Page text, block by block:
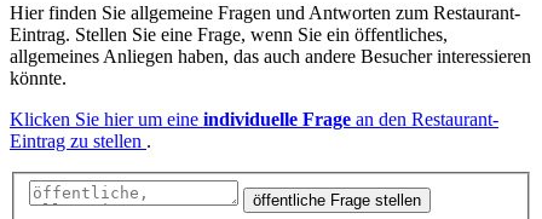
Hier finden Sie allgemeine Fragen und Antworten zum Restaurant-
Eintrag. Stellen Sie eine Frage, wenn Sie ein öffentliches,
allgemeines Anliegen haben, das auch andere Besucher interessieren
könnte.
Klicken Sie hier um eine individuelle Frage an den Restaurant-
Eintrag zu stellen .
öffentliche Frage stellen